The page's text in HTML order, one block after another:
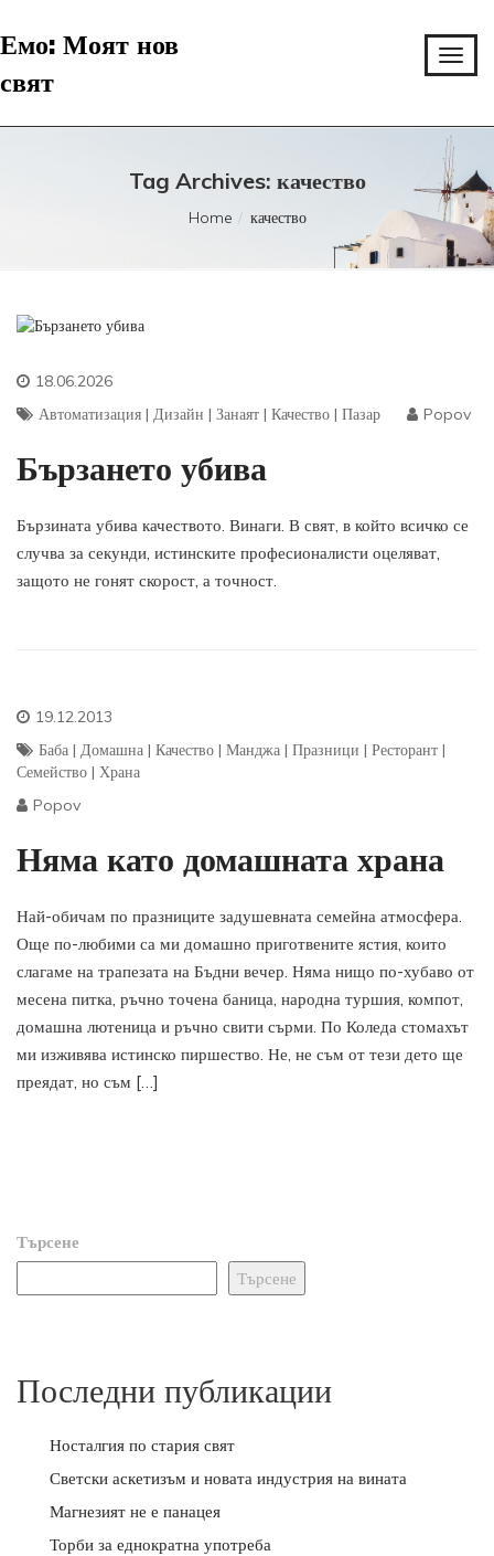
Емо: Моят нов
свят
Tag Archives: качество
Home качество
18.06.2026
Автоматизация | Дизайн | Занаят | Качество | Пазар Popov
Бързането убива
Бързината убива качеството. Винаги. В свят, в който всичко се
случва за секунди, истинските професионалисти оцеляват,
защото не гонят скорост, а точност.
19.12.2013
Баба | Домашна | Качество | Манджа | Празници | Ресторант |
Семейство | Храна
Popov
Няма като домашната храна
Най-обичам по празниците задушевната семейна атмосфера.
Още по-любими са ми домашно приготвените ястия, които
слагаме на трапезата на Бъдни вечер. Няма нищо по-хубаво от
месена питка, ръчно точена баница, народна туршия, компот,
домашна лютеница и ръчно свити сърми. По Коледа стомахът
ми изживява истинско пиршество. Не, не съм от тези дето ще
преядат, но съм […]
Търсене
Търсене
Последни публикации
Носталгия по стария свят
Светски аскетизъм и новата индустрия на вината
Магнезият не е панацея
Торби за еднократна употреба